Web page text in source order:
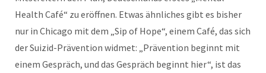
Health Café“ zu eröffnen. Etwas ähnliches gibt es bisher
nur in Chicago mit dem „Sip of Hope“, einem Café, das sich
der Suizid-Prävention widmet: „Prävention beginnt mit
einem Gespräch, und das Gespräch beginnt hier“, ist das